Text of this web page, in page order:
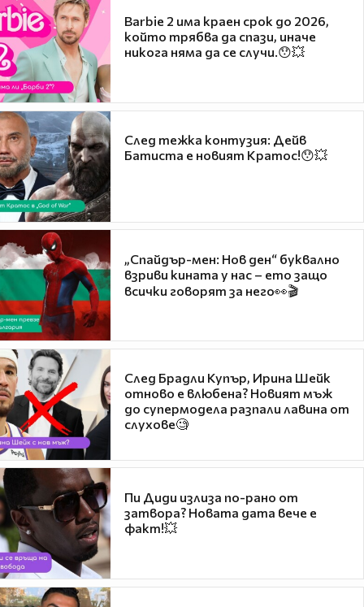
Barbie 2 има краен срок до 2026,
който трябва да спази, иначе
никога няма да се случи.😯💥
След тежка контузия: Дейв
Батиста е новият Кратос!😯💥
„Спайдър-мен: Нов ден“ буквално
взриви кината у нас – ето защо
всички говорят за него👀🎬
След Брадли Купър, Ирина Шейк
отново е влюбена? Новият мъж
до супермодела разпали лавина от
слухове🧐
Пи Диди излиза по-рано от
затвора? Новата дата вече е
факт!💥